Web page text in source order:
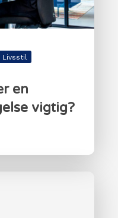
Livsstil
en
vigtig?